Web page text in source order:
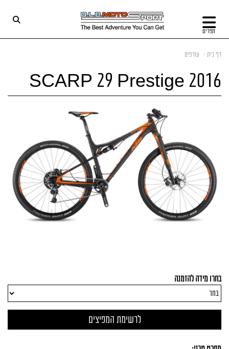
תפריט
דף בית עודפים
SCARP 29 Prestige 2016
בחרו מידה להזמנה